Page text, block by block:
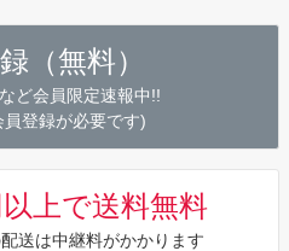
（無料）
ど会員限定速報中!!
登録が必要です)
上で送料無料
送は中継料がかかります